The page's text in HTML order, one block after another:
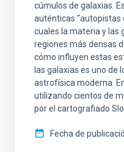
cúmulos de galaxias.
auténticas “autopistas
cuales la materia y las
regiones más densas
cómo influyen estas
las galaxias es uno de
astrofísica moderna.
utilizando cientos de
por el cartografiado
Fecha de